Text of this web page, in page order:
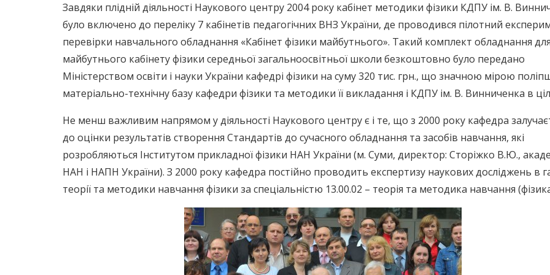
Завдяки плідній діяльності Наукового центру 2004 року кабінет методики фізики КДПУ ім. В.
було включено до переліку 7 кабінетів педагогічних ВНЗ України, де проводився пілотний
перевірки навчального обладнання «Кабінет фізики майбутнього». Такий комплект обладнання
майбутнього кабінету фізики середньої загальноосвітньої школи безкоштовно було передано
Міністерством освіти і науки України кафедрі фізики на суму 320 тис. грн., що значною мірою
матеріально-технічну базу кафедри фізики та методики її викладання і КДПУ ім. В. Винниченка в
Не менш важливим напрямом у діяльності Наукового центру є і те, що з 2000 року кафедра
до оцінки результатів створення Стандартів до сучасного обладнання та засобів навчання, які
розробляються Інститутом прикладної фізики НАН України (м. Суми, директор: Сторіжко В.Ю.,
НАН і НАПН України). З 2000 року кафедра постійно проводить експертизу наукових досліджень в
теорії та методики навчання фізики за спеціальністю 13.00.02 – теорія та методика навчання